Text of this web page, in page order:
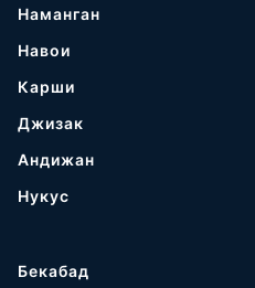
Наманган
Навои
Карши
Джизак
Андижан
Нукус
Бекабад